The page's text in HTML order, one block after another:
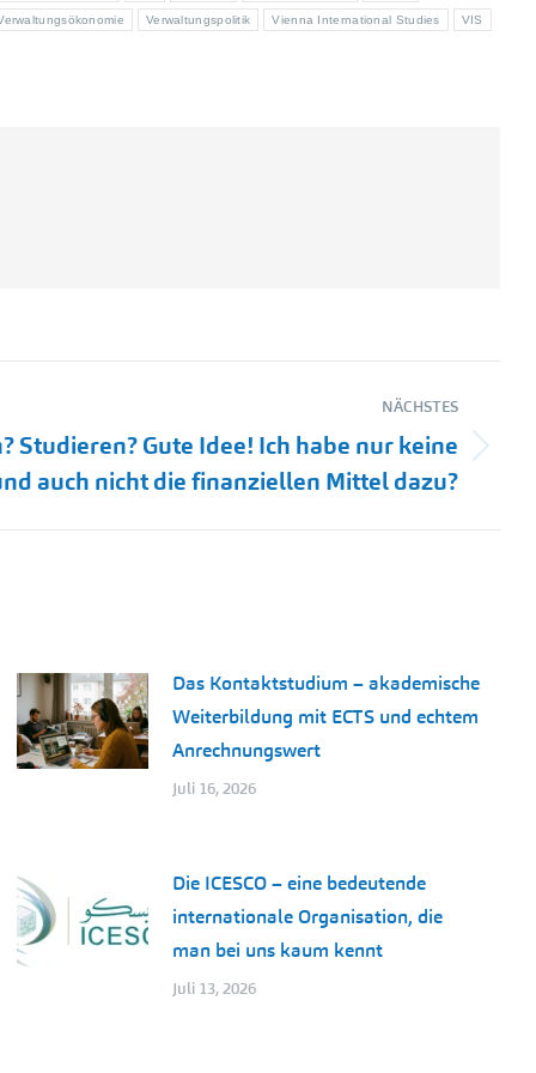
Verwaltungspolitik Vienna International Studies VIS
NÄCHSTES
Studieren? Gute Idee! Ich habe nur keine
auch nicht die finanziellen Mittel dazu?
Das Kontaktstudium – akademische
Weiterbildung mit ECTS und echtem
Anrechnungswert
Juli 16, 2026
Die ICESCO – eine bedeutende
internationale Organisation, die
man bei uns kaum kennt
Juli 13, 2026